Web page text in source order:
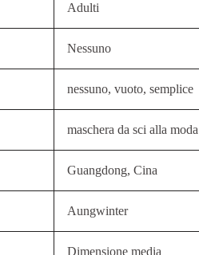
Adulti
Nessuno
nessuno, vuoto, semplice
maschera da sci alla moda
Guangdong, Cina
Aungwinter
Dimensione media